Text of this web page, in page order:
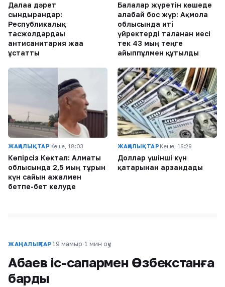
Далаға дәрет
сындырғандар:
Республикалық
тасжолдардағы
антисанитария жаға
ұстатты
Балалар жүретін көшеде
алабай бос жүр: Ақмола
облысында иті
үйректерді таланған иесі
тек 43 мың теңге
айыппұлмен құтылды
ЖАҢАЛЫҚТАР Кеше, 18:03
Көпірсіз Көктaл: Алматы
облысында 2,5 мың тұрғын
күн сайын ажалмен
бетпе-бет келуде
ЖАҢАЛЫҚТАР Кеше, 16:29
Доллар үшінші күн
қатарынан арзандады
ЖАҢАЛЫҚТАР 19 мамыр·1 мин оқу
Абаев іс-сапармен Өзбекстанға
барды